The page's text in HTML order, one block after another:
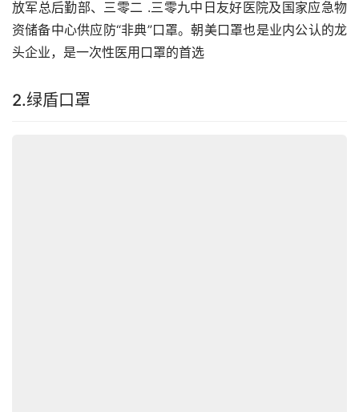
放军总后勤部、三零二 .三零九中日友好医院及国家应急物
资储备中心供应防“非典”口罩。朝美口罩也是业内公认的龙
头企业，是一次性医用口罩的首选
2.绿盾口罩